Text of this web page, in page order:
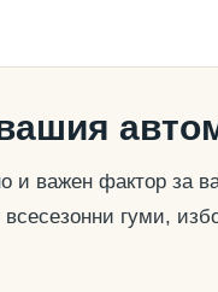
и важен фактор
гуми,